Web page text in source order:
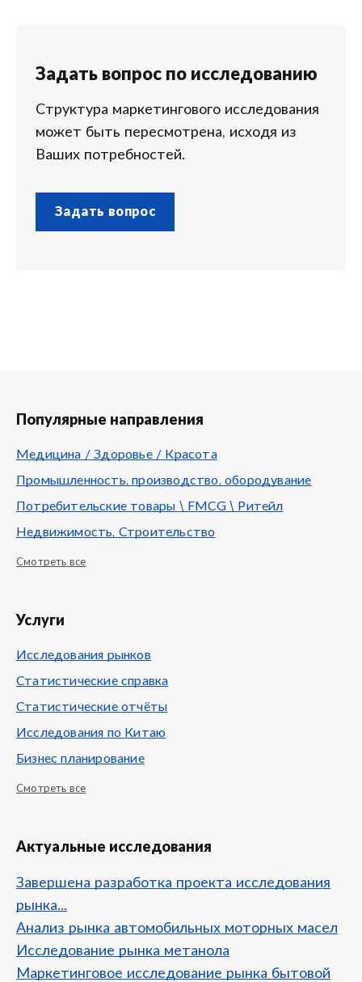
Задать вопрос по исследованию
Структура маркетингового исследования
может быть пересмотрена, исходя из
Ваших потребностей.
Задать вопрос
Популярные направления
Медицина / Здоровье / Красота
Промышленность, производство, обородувание
Потребительские товары \ FMCG \ Ритейл
Недвижимость, Строительство
Смотреть все
Услуги
Исследования рынков
Статистические справка
Статистические отчёты
Исследования по Китаю
Бизнес планирование
Смотреть все
Актуальные исследования
Завершена разработка проекта исследования
рынка...
Анализ рынка автомобильных моторных масел
Исследование рынка метанола
Маркетинговое исследование рынка бытовой